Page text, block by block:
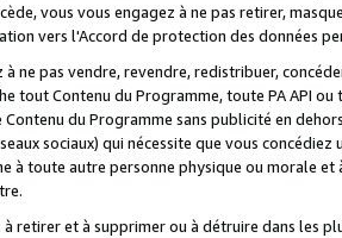
vous vous engagez à ne pas retirer,
vers l'Accord de protection des données
à ne pas vendre, revendre, redistribuer,
tout Contenu du Programme, toute PA API
du Programme sans publicité en
sociaux) qui nécessite que vous
à toute autre personne physique ou morale
à retirer et à supprimer ou à détruire dans les